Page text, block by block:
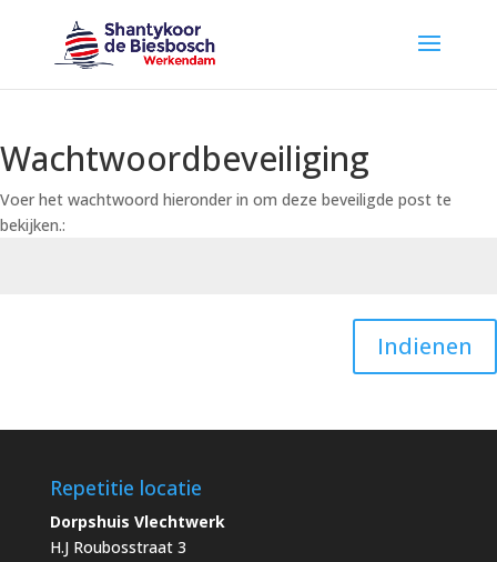
Wachtwoordbeveiliging
Voer het wachtwoord hieronder in om deze beveiligde post te
bekijken.:
Indienen
Repetitie locatie
Dorpshuis Vlechtwerk
H.J Roubosstraat 3